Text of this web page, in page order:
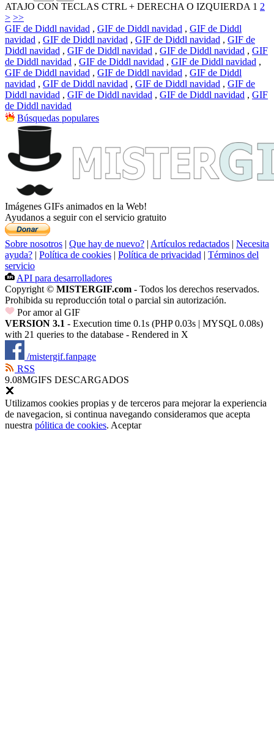
ATAJO CON TECLAS CTRL + DERECHA O IZQUIERDA 1 2
> >>
GIF de Diddl navidad , GIF de Diddl navidad , GIF de Diddl
navidad , GIF de Diddl navidad , GIF de Diddl navidad , GIF de
Diddl navidad , GIF de Diddl navidad , GIF de Diddl navidad , GIF
de Diddl navidad , GIF de Diddl navidad , GIF de Diddl navidad ,
GIF de Diddl navidad , GIF de Diddl navidad , GIF de Diddl
navidad , GIF de Diddl navidad , GIF de Diddl navidad , GIF de
Diddl navidad , GIF de Diddl navidad , GIF de Diddl navidad , GIF
de Diddl navidad
Búsquedas populares
Imágenes GIFs animados en la Web!
Ayudanos a seguir con el servicio gratuito
Sobre nosotros | Que hay de nuevo? | Artículos redactados | Necesita
ayuda? | Política de cookies | Política de privacidad | Términos del
servicio
API para desarrolladores
Copyright © MISTERGIF.com - Todos los derechos reservados.
Prohibida su reproducción total o parcial sin autorización.
Por amor al GIF
VERSION 3.1 - Execution time 0.1s (PHP 0.03s | MYSQL 0.08s)
with 21 queries to the database - Rendered in X
/mistergif.fanpage
RSS
9.08MGIFS DESCARGADOS
Utilizamos cookies propias y de terceros para mejorar la experiencia
de navegacion, si continua navegando consideramos que acepta
nuestra pólitica de cookies. Aceptar